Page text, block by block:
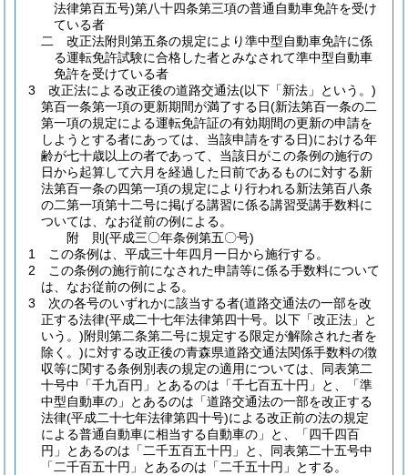
法律第百五号)第八十四条第三項の普通自動車免許を受け
ている者
二
改正法附則第五条の規定により準中型自動車免許に係
る運転免許試験に合格した者とみなされて準中型自動車
免許を受けている者
3
改正法による改正後の道路交通法(以下「新法」という。)
第百一条第一項の更新期間が満了する日(新法第百一条の二
第一項の規定による運転免許証の有効期間の更新の申請を
しようとする者にあっては、当該申請をする日)における年
齢が七十歳以上の者であって、当該日がこの条例の施行の
日から起算して六月を経過した日前であるものに対する新
法第百一条の四第一項の規定により行われる新法第百八条
の二第一項第十二号に掲げる講習に係る講習受講手数料に
ついては、なお従前の例による。
附 則(平成三〇年条例第五〇号)
1
この条例は、平成三十年四月一日から施行する。
2
この条例の施行前になされた申請等に係る手数料について
は、なお従前の例による。
3
次の各号のいずれかに該当する者(道路交通法の一部を改
正する法律(平成二十七年法律第四十号。以下「改正法」と
いう。)附則第二条第二号に規定する限定が解除された者を
除く。)に対する改正後の青森県道路交通法関係手数料の徴
収等に関する条例別表の規定の適用については、同表第二
十号中「千九百円」とあるのは「千七百五十円」と、「準
中型自動車の」とあるのは「道路交通法の一部を改正する
法律(平成二十七年法律第四十号)による改正前の法の規定
による普通自動車に相当する自動車の」と、「四千四百
円」とあるのは「二千五百五十円」と、同表第二十五号中
「二千百五十円」とあるのは「二千五十円」とする。